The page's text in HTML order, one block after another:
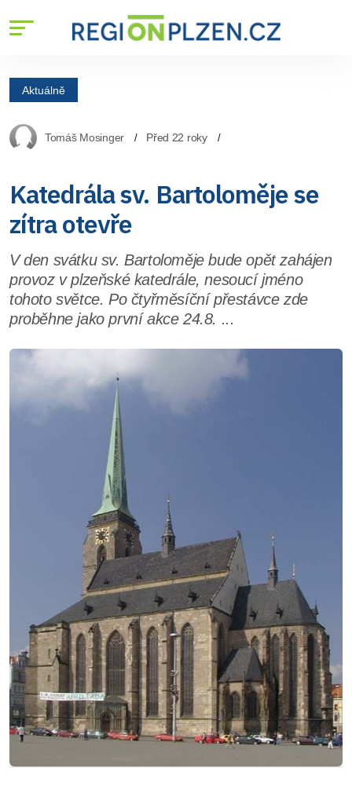
Aktuálně
Tomáš Mosinger Před 22 roky
Katedrála sv. Bartoloměje se
zítra otevře
V den svátku sv. Bartoloměje bude opět zahájen
provoz v plzeňské katedrále, nesoucí jméno
tohoto světce. Po čtyřměsíční přestávce zde
proběhne jako první akce 24.8. ...